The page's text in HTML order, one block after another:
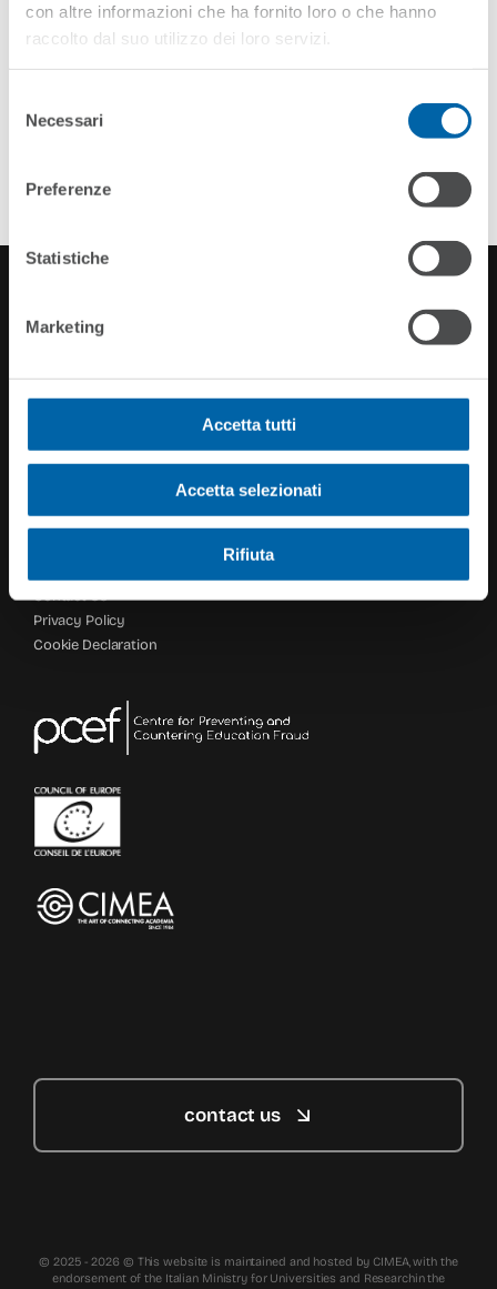
con altre informazioni che ha fornito loro o che hanno
raccolto dal suo utilizzo dei loro servizi.
delNecessari
Preferenze
Statistiche
Marketing
Accetta tutti
Accetta selezionati
Rifiuta
Viale XXI Aprile, 36
Contact Us
Privacy Policy
Cookie Declaration
contact us
© 2025 - 2026 © This website is maintained and hosted by CIMEA, with the
endorsement of the Italian Ministry for Universities and Researchin the